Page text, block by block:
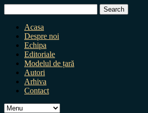
for:
Acasa
Despre noi
Echipa
Editoriale
Modelul de țară
Autori
Arhiva
Contact